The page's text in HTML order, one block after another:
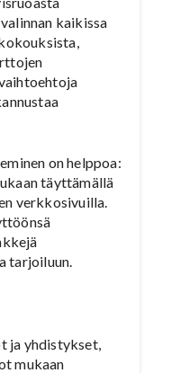
kaikissa
on helppoa:
täyttämällä
verkkosivuilla.
tarjoiluun.
ja yhdistykset,
mukaan